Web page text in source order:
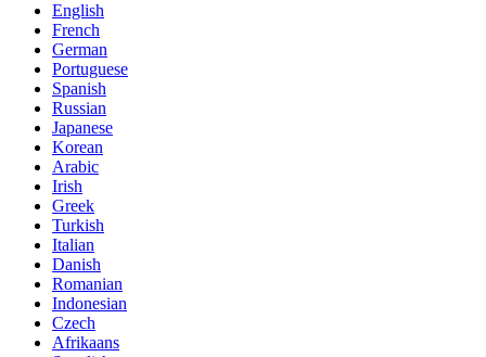
English
French
German
Portuguese
Spanish
Russian
Japanese
Korean
Arabic
Irish
Greek
Turkish
Italian
Danish
Romanian
Indonesian
Czech
Afrikaans